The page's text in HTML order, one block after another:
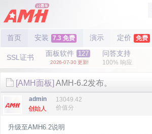
首页 安装 7.3 免费 演示 定价 免费
SSL证书 面板软件 127
2026-07-30 更新!
问答支持
100% 响应
[AMH面板] AMH-6.2发布。
admin
创始人
13049.42
价值分
升级至AMH6.2说明